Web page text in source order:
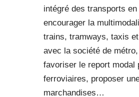
intégré des transports
encourager la
trains, tramways, taxis
avec la société de
favoriser le report modal
ferroviaires, proposer
marchandises…